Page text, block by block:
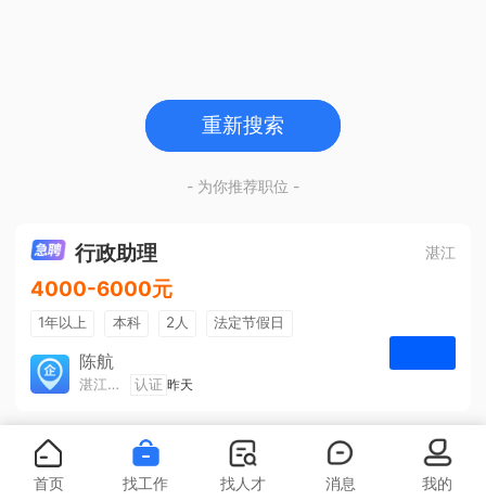
重新搜索
- 为你推荐职位 -
行政助理 湛江
4000-6000元
1年以上 本科 2人
法定节假日
包吃住
五险一金
陈航
湛江旅游集散中心有限公司 认证 昨天
首页 找工作 找人才 消息 我的